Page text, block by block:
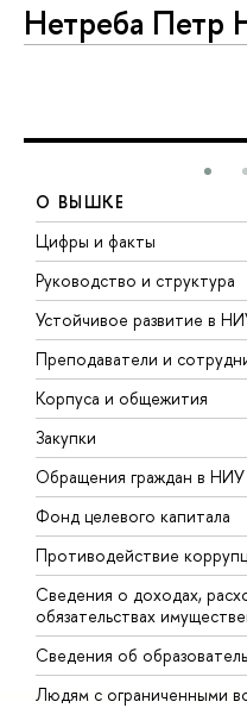
Нетреба Петр
О ВЫШКЕ
Цифры и факты
Руководство и структура
Устойчивое развитие в
Преподаватели и
Корпуса и общежития
Закупки
Обращения граждан в
Фонд целевого капитала
Противодействие
Сведения о доходах,
обязательствах
Сведения об
Людям с ограниченными